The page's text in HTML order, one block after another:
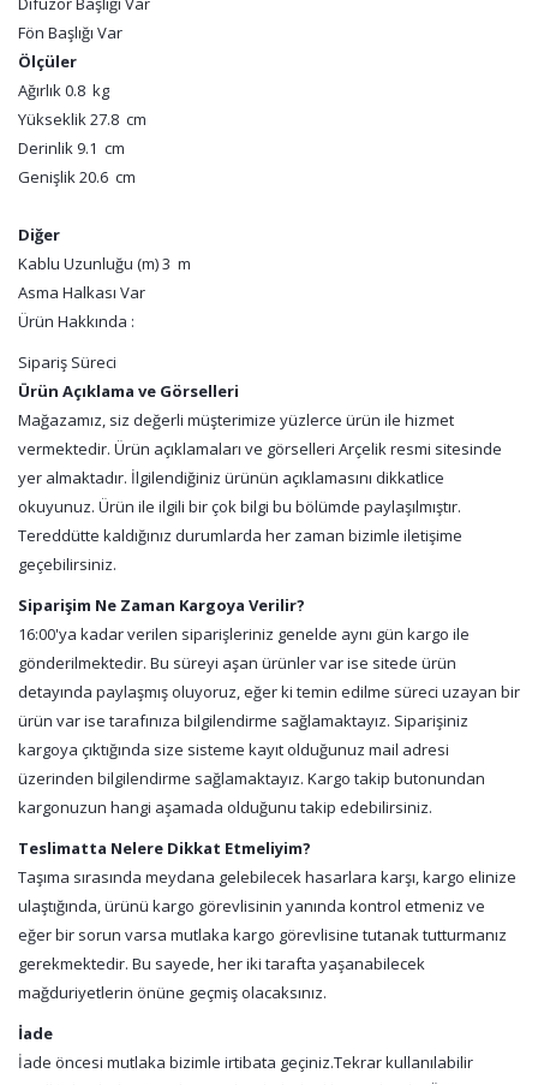
Fön Başlığı Var
Ölçüler
Ağırlık 0.8 kg
Yükseklik 27.8 cm
Derinlik 9.1 cm
Genişlik 20.6 cm
Diğer
Kablu Uzunluğu (m) 3 m
Asma Halkası Var
Ürün Hakkında :
Sipariş Süreci
Ürün Açıklama ve Görselleri
Mağazamız, siz değerli müşterimize yüzlerce ürün ile hizmet
vermektedir. Ürün açıklamaları ve görselleri Arçelik resmi sitesinde
yer almaktadır. İlgilendiğiniz ürünün açıklamasını dikkatlice
okuyunuz. Ürün ile ilgili bir çok bilgi bu bölümde paylaşılmıştır.
Tereddütte kaldığınız durumlarda her zaman bizimle iletişime
geçebilirsiniz.
Siparişim Ne Zaman Kargoya Verilir?
16:00'ya kadar verilen siparişleriniz genelde aynı gün kargo ile
gönderilmektedir. Bu süreyi aşan ürünler var ise sitede ürün
detayında paylaşmış oluyoruz, eğer ki temin edilme süreci uzayan bir
ürün var ise tarafınıza bilgilendirme sağlamaktayız. Siparişiniz
kargoya çıktığında size sisteme kayıt olduğunuz mail adresi
üzerinden bilgilendirme sağlamaktayız. Kargo takip butonundan
kargonuzun hangi aşamada olduğunu takip edebilirsiniz.
Teslimatta Nelere Dikkat Etmeliyim?
Taşıma sırasında meydana gelebilecek hasarlara karşı, kargo elinize
ulaştığında, ürünü kargo görevlisinin yanında kontrol etmeniz ve
eğer bir sorun varsa mutlaka kargo görevlisine tutanak tutturmanız
gerekmektedir. Bu sayede, her iki tarafta yaşanabilecek
mağduriyetlerin önüne geçmiş olacaksınız.
İade
İade öncesi mutlaka bizimle irtibata geçiniz.Tekrar kullanılabilir